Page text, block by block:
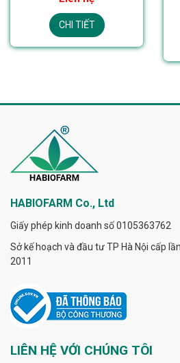
CHI TIẾT
HABIOFARM Co., Ltd
Giấy phép kinh doanh số 0105363762
Sở kế hoạch và đầu tư TP Hà Nội cấp
2011
LIÊN HỆ VỚI CHÚNG TÔI